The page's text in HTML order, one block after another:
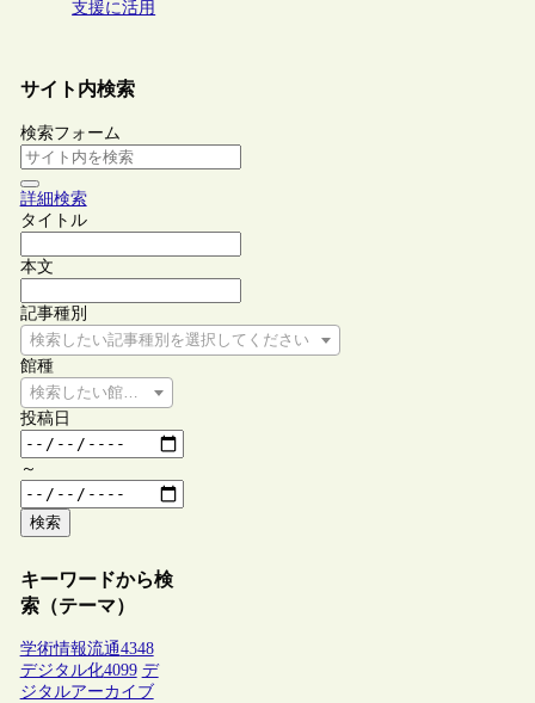
支援に活用
サイト内検索
検索フォーム
詳細検索
タイトル
本文
記事種別
検索したい記事種別を選択してください
館種
検索したい館種を選択してください
投稿日
～
検索
キーワードから検
索（テーマ）
学術情報流通4348
デジタル化4099 デ
ジタルアーカイブ